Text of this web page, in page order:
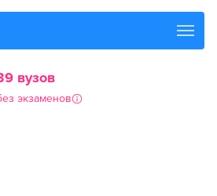
вузов
экзаменов